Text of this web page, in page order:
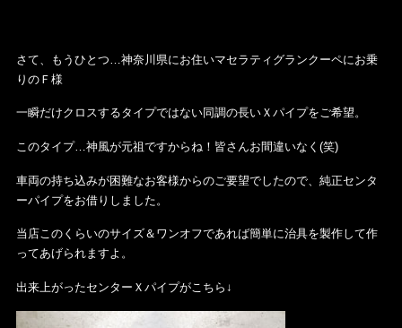
さて、もうひとつ…神奈川県にお住いマセラティグランクーペにお乗
りのＦ様
一瞬だけクロスするタイプではない同調の長いＸパイプをご希望。
このタイプ…神風が元祖ですからね！皆さんお間違いなく(笑)
車両の持ち込みが困難なお客様からのご要望でしたので、純正センタ
ーパイプをお借りしました。
当店このくらいのサイズ＆ワンオフであれば簡単に治具を製作して作
ってあげられますよ。
出来上がったセンターＸパイプがこちら↓